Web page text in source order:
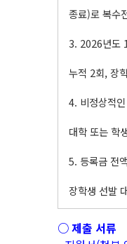
종료)로 복수
3. 2026년도
누적 2회, 장
4. 비정상적
대학 또는 학
5. 등록금 전
장학생 선발
○ 제출 서류